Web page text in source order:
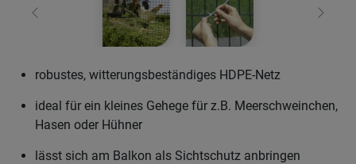
Zurück Weiter
robustes, witterungsbeständiges HDPE-Netz
ideal für ein kleines Gehege für z.B. Meerschweinchen,
Hasen oder Hühner
lässt sich am Balkon als Sichtschutz anbringen